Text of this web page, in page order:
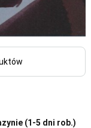
(1-5 dni rob.)